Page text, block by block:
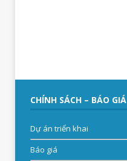
CHÍNH SÁCH – BÁO GIÁ
Dự án triển khai
Báo giá